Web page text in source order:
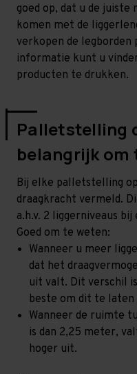
goed op, dat u de
komen met de
verkopen de legborden
informatie kunt u
producten te drukken.
Palletstelling
belangrijk om
Bij elke palletstelling
draagkracht vermeld.
a.h.v. 2 liggerniveaus
Goed om te weten:
Wanneer u meer
dat het
uit valt. Dit verschil
beste om dit te laten
Wanneer de ruimte
is dan 2,25 meter,
hoger uit.